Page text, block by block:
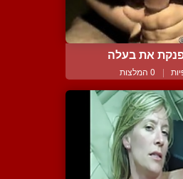
את בעלה
| 0 המלצות